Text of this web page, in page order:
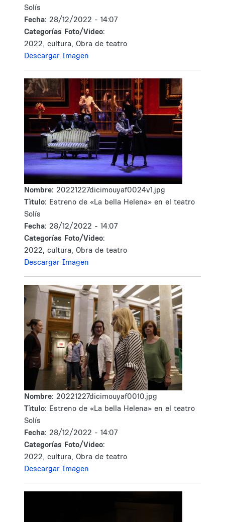
Solís
Fecha: 28/12/2022 - 14:07
Categorías Foto/Video:
2022, cultura, Obra de teatro
Descargar Imagen
Nombre: 20221227dicimouyaf0024v1.jpg
Tìtulo: Estreno de «La bella Helena» en el teatro
Solís
Fecha: 28/12/2022 - 14:07
Categorías Foto/Video:
2022, cultura, Obra de teatro
Descargar Imagen
Nombre: 20221227dicimouyaf0010.jpg
Tìtulo: Estreno de «La bella Helena» en el teatro
Solís
Fecha: 28/12/2022 - 14:07
Categorías Foto/Video:
2022, cultura, Obra de teatro
Descargar Imagen